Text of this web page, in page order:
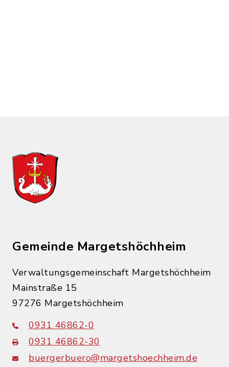
Gemeinde Margetshöchheim
Verwaltungsgemeinschaft Margetshöchheim
Mainstraße 15
97276 Margetshöchheim
0931 46862-0
0931 46862-30
buergerbuero@margetshoechheim.de